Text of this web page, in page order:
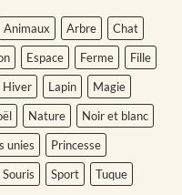
Animaux Arbre
Chat
Espace Ferme
Fille
Hiver Lapin
Magie
Nature
Noir et blanc
unies
Princesse
Souris Sport
Tuque